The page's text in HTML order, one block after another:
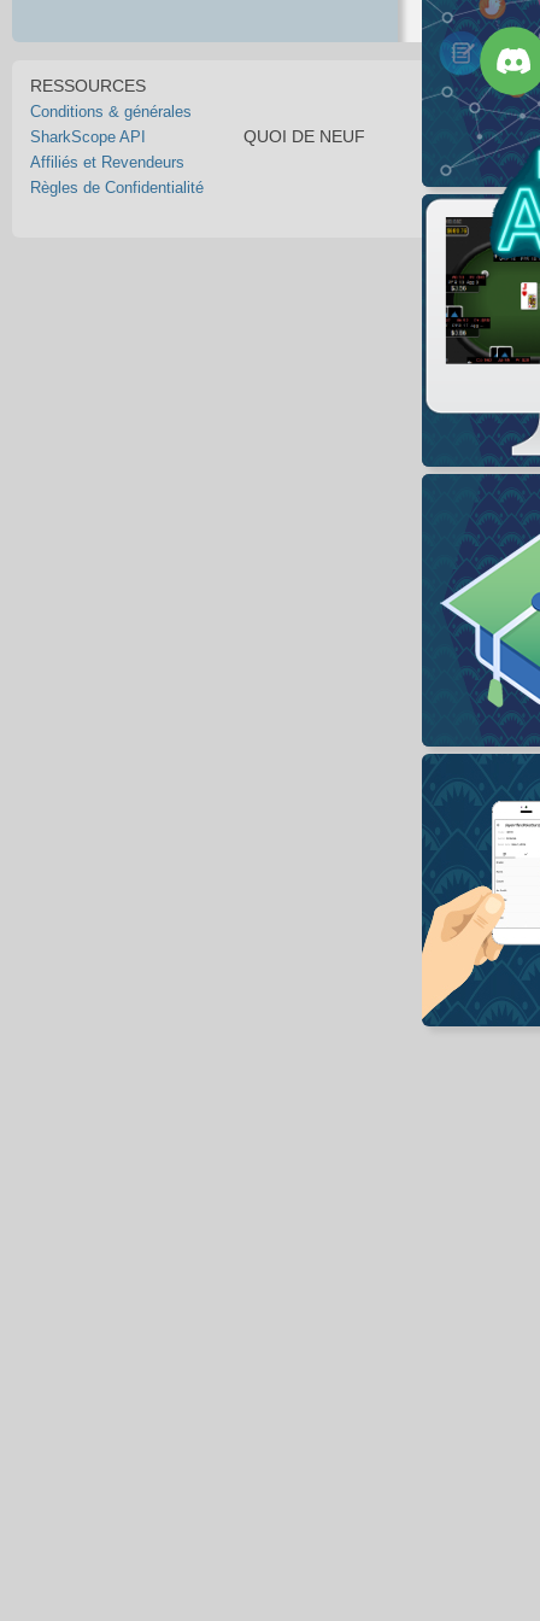
RESSOURCES
Conditions & générales
SharkScope API
Affiliés et Revendeurs
Règles de Confidentialité
QUOI DE NEUF